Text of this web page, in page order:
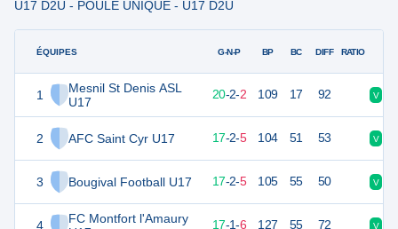
U17 D2U - POULE UNIQUE - U17 D2U
ÉQUIPES
1
Mesnil St Denis ASL
U17
2 AFC Saint Cyr U17
3 Bougival Football U17
4
FC Montfort l'Amaury
G-N-P BP BC DIFF RATIO
62 20-2-2 109 17 92 V
53 17-2-5 104 51 53 V
53 24 17-2-5 105 55 50 V
52 24 17-1-6 127 55 72 V